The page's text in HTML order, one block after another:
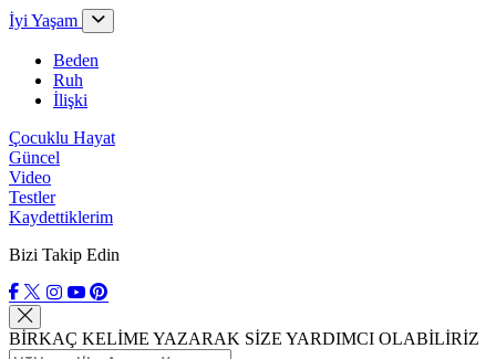
İyi Yaşam
Beden
Ruh
İlişki
Çocuklu Hayat
Güncel
Video
Testler
Kaydettiklerim
Bizi Takip Edin
BİRKAÇ KELİME YAZARAK SİZE YARDIMCI OLABİLİRİZ